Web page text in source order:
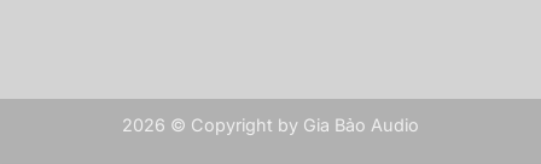
2026 © Copyright by Gia Bảo Audio